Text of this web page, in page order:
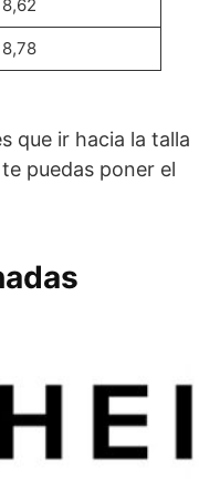
8,62
8,78
que ir hacia la talla
puedas poner el